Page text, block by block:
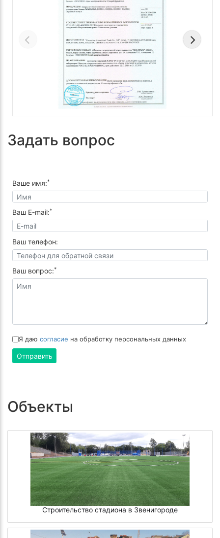
Задать вопрос
Ваше имя:*
Ваш E-mail:*
Ваш телефон:
Ваш вопрос:*
Я даю согласие на обработку персональных данных
Отправить
Объекты
Строительство стадиона в Звенигороде